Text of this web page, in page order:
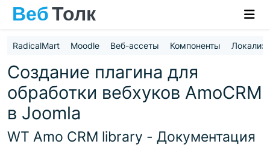
RadicalMart Moodle Веб-ассеты Компоненты
Создание плагина для
обработки вебхуков AmoCRM
в Joomla
WT Amo CRM library - Документация